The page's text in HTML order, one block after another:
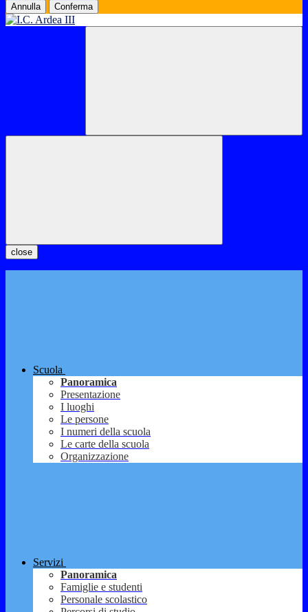
Annulla Conferma
close
Scuola
Panoramica
Presentazione
I luoghi
Le persone
I numeri della scuola
Le carte della scuola
Organizzazione
Servizi
Panoramica
Famiglie e studenti
Personale scolastico